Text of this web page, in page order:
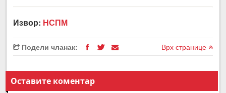
Извор: НСПМ
Подели чланак: Врх странице
Оставите коментар